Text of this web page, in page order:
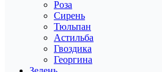
Роза
Сирень
Тюльпан
Астильба
Гвоздика
Георгина